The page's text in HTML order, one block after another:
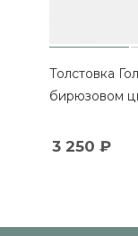
Толстовка
бирюзовом
3 250 ₽